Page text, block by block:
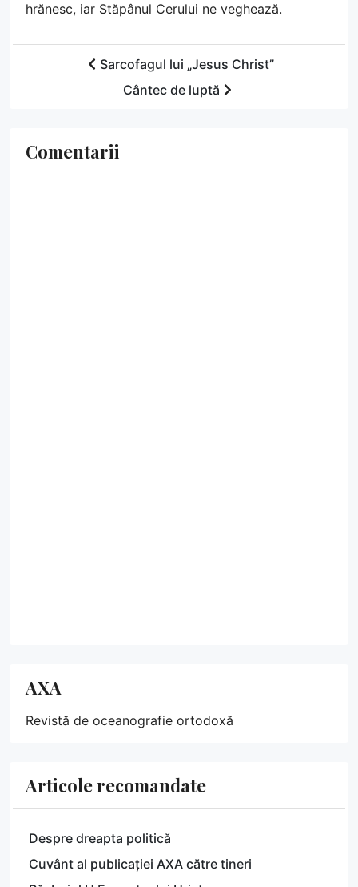
hrănesc, iar Stăpânul Cerului ne veghează.
Sarcofagul lui „Jesus Christ”
Cântec de luptă
Comentarii
AXA
Revistă de oceanografie ortodoxă
Articole recomandate
Despre dreapta politică
Cuvânt al publicației AXA către tineri